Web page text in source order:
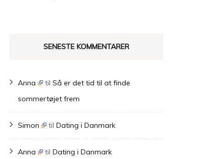
SENESTE KOMMENTARER
Anna tilSå er det tid til at finde
sommertøjet frem
Simon tilDating i Danmark
Anna tilDating i Danmark